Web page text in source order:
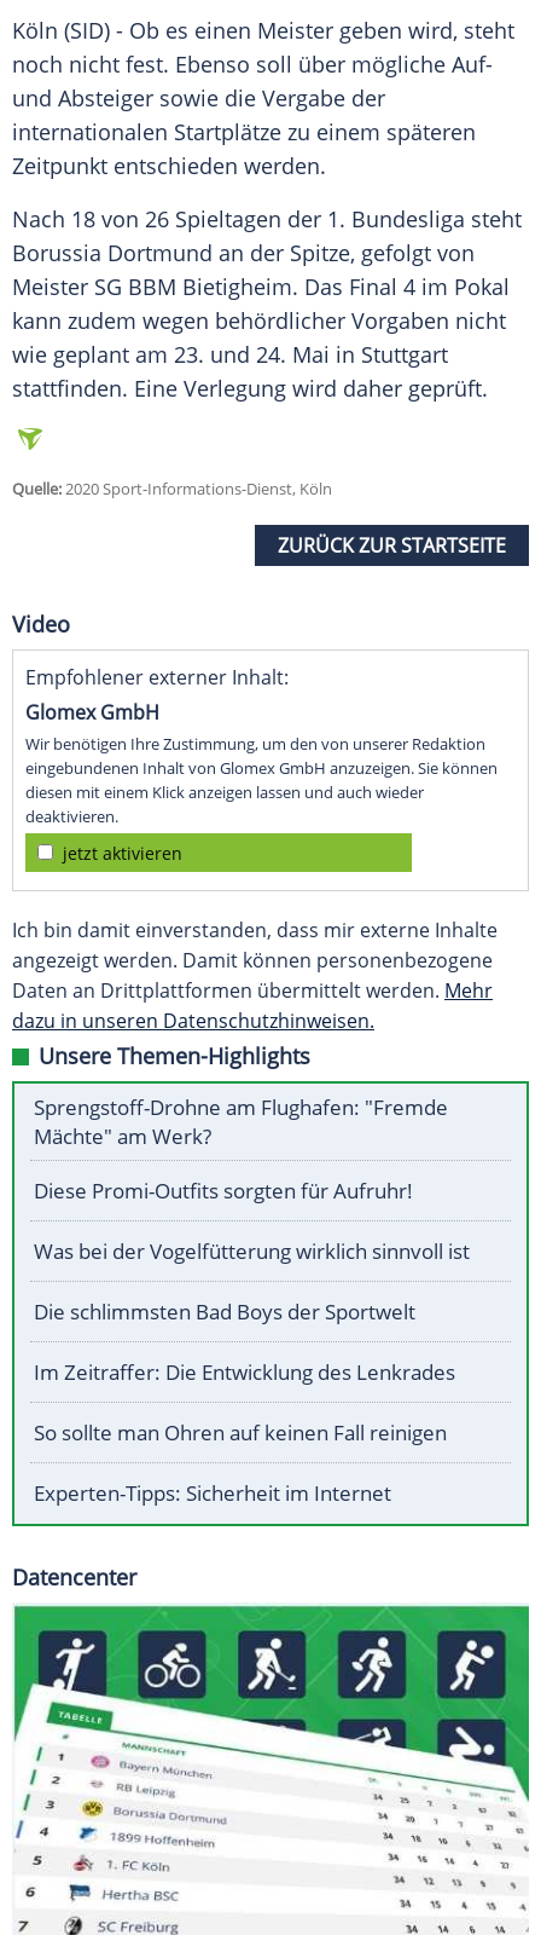
Köln (SID) - Ob es einen Meister geben wird, steht
noch nicht fest. Ebenso soll über mögliche Auf-
und Absteiger sowie die Vergabe der
internationalen Startplätze zu einem späteren
Zeitpunkt entschieden werden.
Nach 18 von 26 Spieltagen der 1. Bundesliga steht
Borussia Dortmund an der Spitze, gefolgt von
Meister SG BBM Bietigheim. Das Final 4 im Pokal
kann zudem wegen behördlicher Vorgaben nicht
wie geplant am 23. und 24. Mai in Stuttgart
stattfinden. Eine Verlegung wird daher geprüft.
Quelle:2020 Sport-Informations-Dienst, Köln
ZURÜCK ZUR STARTSEITE
Video
Empfohlener externer Inhalt:
Glomex GmbH
Wir benötigen Ihre Zustimmung, um den von unserer Redaktion
eingebundenen Inhalt von Glomex GmbH anzuzeigen. Sie können
diesen mit einem Klick anzeigen lassen und auch wieder
deaktivieren.
jetzt aktivieren
Ich bin damit einverstanden, dass mir externe Inhalte
angezeigt werden. Damit können personenbezogene
Daten an Drittplattformen übermittelt werden. Mehr
dazu in unseren Datenschutzhinweisen.
Unsere Themen-Highlights
Sprengstoff-Drohne am Flughafen: "Fremde
Mächte" am Werk?
Diese Promi-Outfits sorgten für Aufruhr!
Was bei der Vogelfütterung wirklich sinnvoll ist
Die schlimmsten Bad Boys der Sportwelt
Im Zeitraffer: Die Entwicklung des Lenkrades
So sollte man Ohren auf keinen Fall reinigen
Experten-Tipps: Sicherheit im Internet
Datencenter